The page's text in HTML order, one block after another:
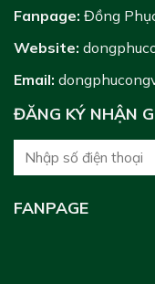
Fanpage: Đồng
Website:
Email:
ĐĂNG KÝ NHẬN
FANPAGE